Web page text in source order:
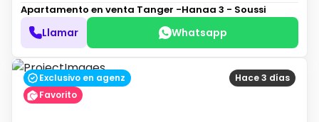
Apartamento en venta Tanger -Hanaa 3 - Soussi
Llamar Whatsapp
Hace 3 días
Exclusivo en agenz
Favorito